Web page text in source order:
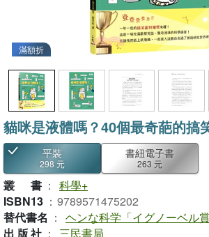
滿額折
貓咪是液體嗎？40個最奇葩的搞
平裝
298 元
書紐電子書
263 元
叢書 ： 科學+
ISBN13 ： 9789571475202
替代書名 ： ヘンな科学「イグノーベル
出版社 ： 三民書局